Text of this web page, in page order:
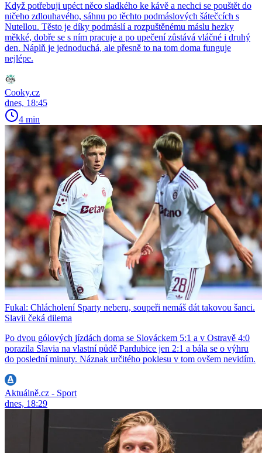
Když potřebuji upéct něco sladkého ke kávě a nechci se pouštět do
ničeho zdlouhavého, sáhnu po těchto podmáslových šátečcích s
Nutellou. Těsto je díky podmáslí a rozpuštěnému máslu hezky
měkké, dobře se s ním pracuje a po upečení zůstává vláčné i druhý
den. Náplň je jednoduchá, ale přesně to na tom doma funguje
nejlépe.
Cooky.cz
dnes, 18:45
4 min
Fukal: Chlácholení Sparty neberu, soupeři nemáš dát takovou šanci.
Slavii čeká dilema
Po dvou gólových jízdách doma se Slováckem 5:1 a v Ostravě 4:0
porazila Slavia na vlastní půdě Pardubice jen 2:1 a bála se o výhru
do poslední minuty. Náznak určitého poklesu v tom ovšem nevidím.
Aktuálně.cz - Sport
dnes, 18:29